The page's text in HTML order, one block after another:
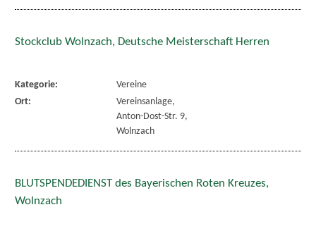
Stockclub Wolnzach, Deutsche Meisterschaft Herren
Kategorie:
Vereine
Ort:
Vereinsanlage,
Anton-Dost-Str. 9,
Wolnzach
BLUTSPENDEDIENST des Bayerischen Roten Kreuzes,
Wolnzach